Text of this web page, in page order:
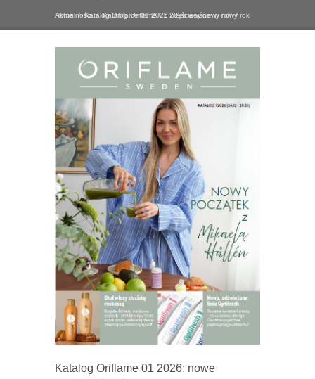
Home / Katalog Oriflame 01 2026 wejście w nowy rok /
Aktualności /Katalog Oriflame 01 2026 wejście w nowy rok
Katalog Oriflame 01 2026: nowe